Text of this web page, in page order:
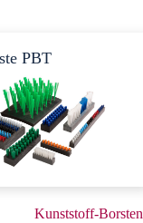
PBT
Kunststoff-Borsten